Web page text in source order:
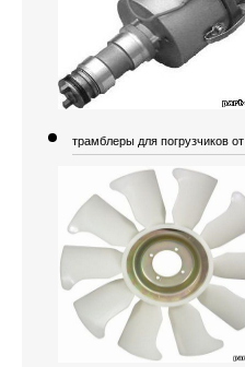
трамблеры для погрузчиков от